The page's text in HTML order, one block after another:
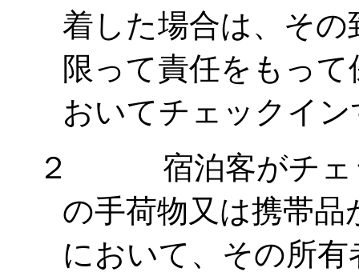
着した場合は、そ
限って責任をもっ
おいてチェックイ
２ 宿泊客がチェッ
の手荷物又は携帯
において、その所